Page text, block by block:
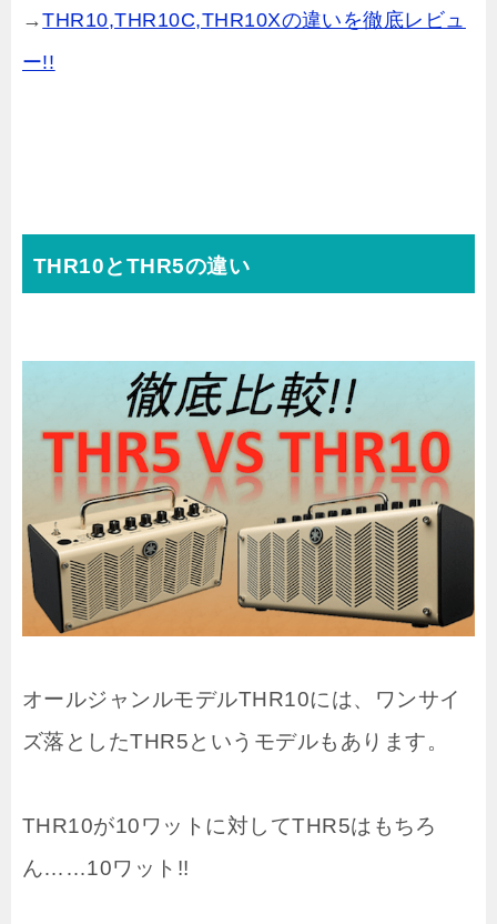
→THR10,THR10C,THR10Xの違いを徹底レビュ
ー!!
THR10とTHR5の違い
オールジャンルモデルTHR10には、ワンサイ
ズ落としたTHR5というモデルもあります。
THR10が10ワットに対してTHR5はもちろ
ん……10ワット!!